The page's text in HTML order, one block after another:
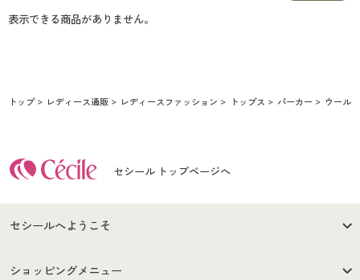
表示できる商品がありません。
トップ レディース通販 レディースファッション トップス パーカー ウール
セシール トップページへ
セシールへようこそ
はじめての方へ
ショッピングメニュー